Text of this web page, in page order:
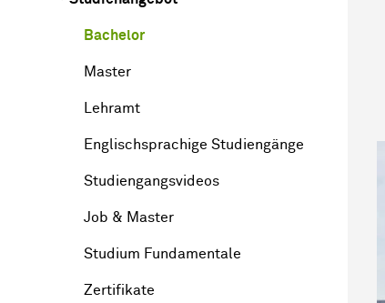
Bachelor
Master
Lehramt
Englischsprachige Studiengänge
Studiengangsvideos
Job & Master
Studium Fundamentale
Zertifikate